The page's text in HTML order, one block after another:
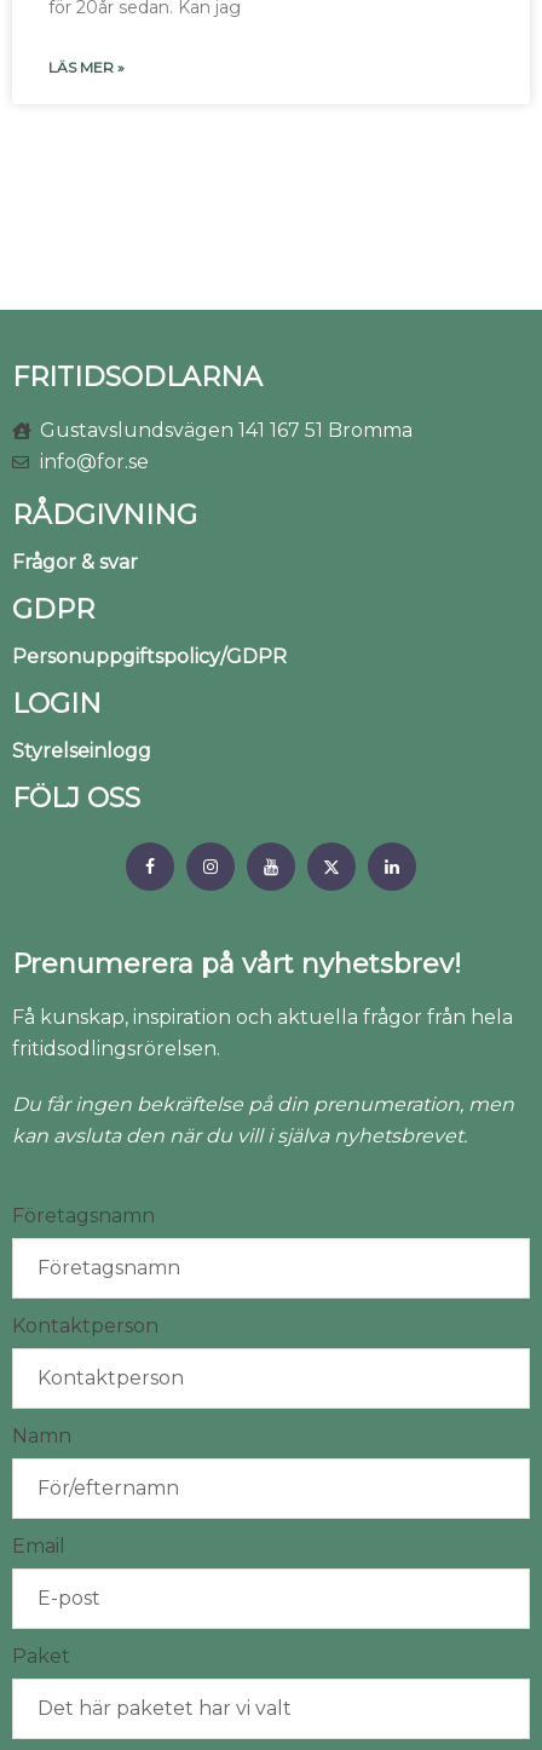
för 20år sedan. Kan jag
LÄS MER »
FRITIDSODLARNA
Gustavslundsvägen 141 167 51 Bromma
info@for.se
RÅDGIVNING
Frågor & svar
GDPR
Personuppgiftspolicy/GDPR
LOGIN
Styrelseinlogg
FÖLJ OSS
Prenumerera på vårt nyhetsbrev!
Få kunskap, inspiration och aktuella frågor från hela
fritidsodlingsrörelsen.
Du får ingen bekräftelse på din prenumeration, men
kan avsluta den när du vill i själva nyhetsbrevet.
Företagsnamn
Kontaktperson
Namn
Email
Paket